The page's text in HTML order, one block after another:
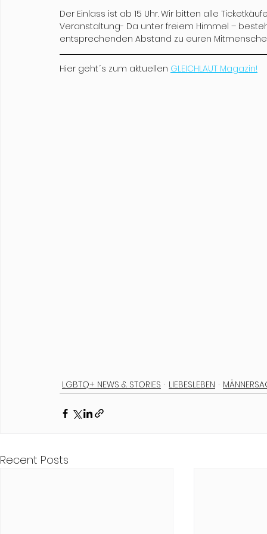
Der Einlass ist ab 15 Uhr. Wir bitten alle
Veranstaltung- Da unter freiem Himmel –
entsprechenden Abstand zu euren
Hier geht´s zum aktuellen GLEICHLAUT Magazin!
LGBTQ+ NEWS & STORIES LIEBESLEBEN
Recent Posts